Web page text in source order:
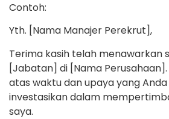
Contoh:
Yth. [Nama Manajer Perekrut],
Terima kasih telah menawarkan
[Jabatan] di [Nama
atas waktu dan upaya yang
investasikan dalam
saya.